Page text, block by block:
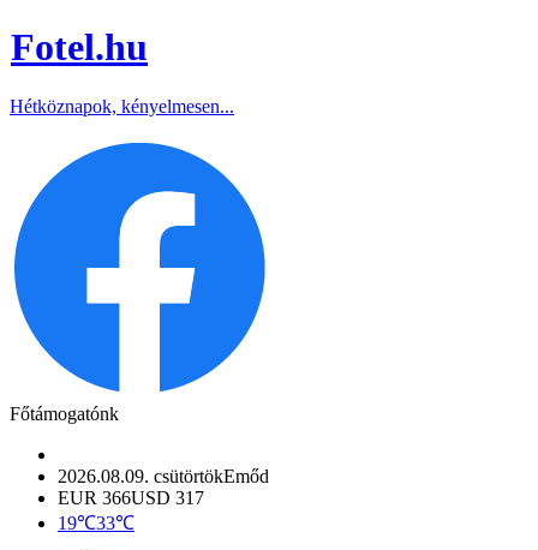
Fotel.hu
Hétköznapok, kényelmesen...
Főtámogatónk
2026.08.09. csütörtökEmőd
EUR 366USD 317
19℃33℃